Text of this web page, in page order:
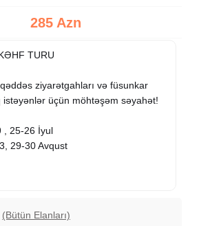
285 Azn
TURU
ziyarətgahları və füsunkar
istəyənlər üçün möhtəşəm səyahət!
, 25-26 İyul
29-30 Avqust
(Bütün Elanları)